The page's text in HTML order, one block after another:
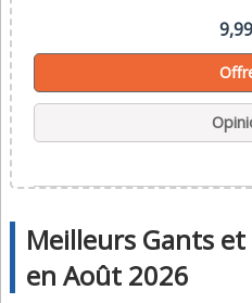
Meilleurs Gants
en Août 2026